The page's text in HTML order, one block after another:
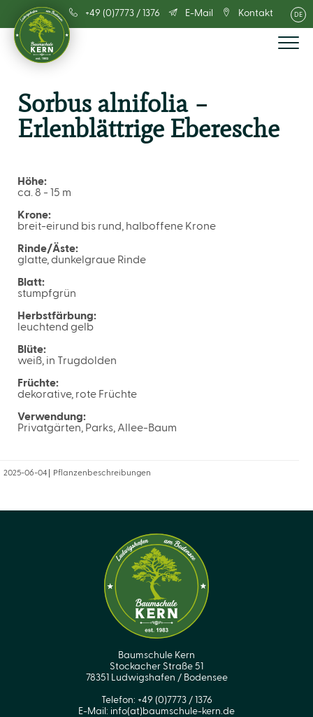
+49 (0)7773 / 1376 E-Mail Kontakt DE
Sorbus alnifolia –
Erlenblättrige Eberesche
Höhe:
ca. 8 - 15 m
Krone:
breit-eirund bis rund, halboffene Krone
Rinde/Äste:
glatte, dunkelgraue Rinde
Blatt:
stumpfgrün
Herbstfärbung:
leuchtend gelb
Blüte:
weiß, in Trugdolden
Früchte:
dekorative, rote Früchte
Verwendung:
Privatgärten, Parks, Allee-Baum
2025-06-04 Pflanzenbeschreibungen
Baumschule Kern
Stockacher Straße 51
78351 Ludwigshafen / Bodensee
Telefon: +49 (0)7773 / 1376
E-Mail: info(at)baumschule-kern.de